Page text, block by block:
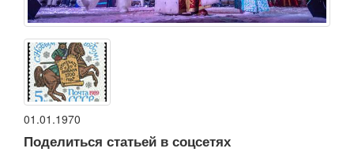
01.01.1970
Поделиться статьей в соцсетях